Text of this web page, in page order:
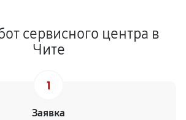
сервисного центра в
Чите
1
Заявка